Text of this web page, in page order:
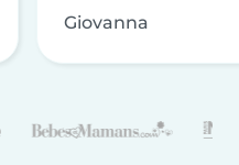
Giovanna